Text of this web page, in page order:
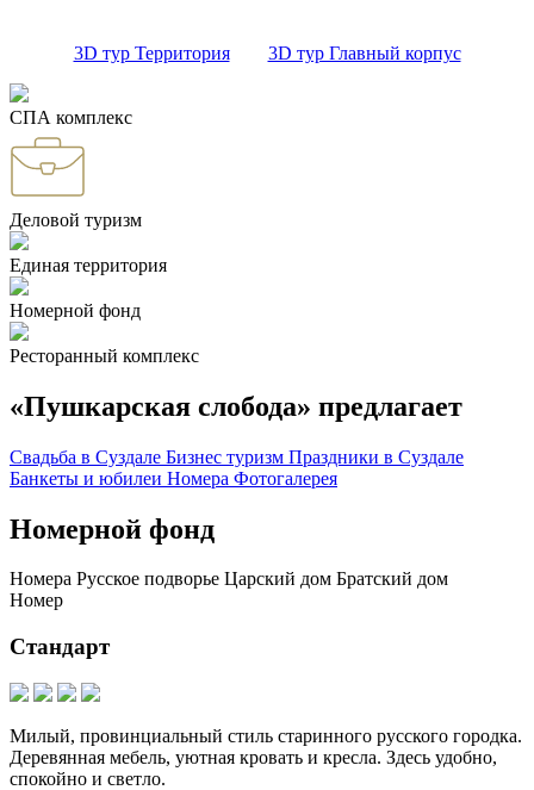
3D тур Территория 3D тур Главный корпус
СПА комплекс
Деловой туризм
Единая территория
Номерной фонд
Ресторанный комплекс
«Пушкарская слобода» предлагает
Свадьба в Суздале Бизнес туризм Праздники в Суздале
Банкеты и юбилеи Номера Фотогалерея
Номерной фонд
Номера Русское подворье Царский дом Братский дом
Номер
Стандарт
Милый, провинциальный стиль старинного русского городка.
Деревянная мебель, уютная кровать и кресла. Здесь удобно,
спокойно и светло.